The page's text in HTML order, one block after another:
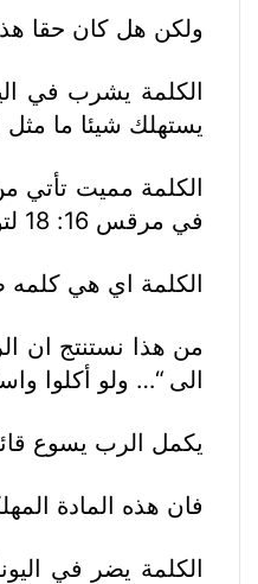
ولكن هل كان حقا
الكلمة يشرب في
يستهلك شيئا ما
الكلمة مميت تأتي
في مرقس 16: 18 لتوصف شيء وهو ميت او مهلك او قاتل.
الكلمة اي هي
من هذا نستنتج ان
الى “… ولو أكلوا
يكمل الرب يسوع
فان هذه المادة
الكلمة يضر في